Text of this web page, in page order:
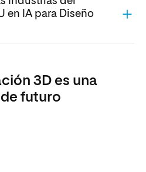
en IA para Diseño
3D es una
futuro